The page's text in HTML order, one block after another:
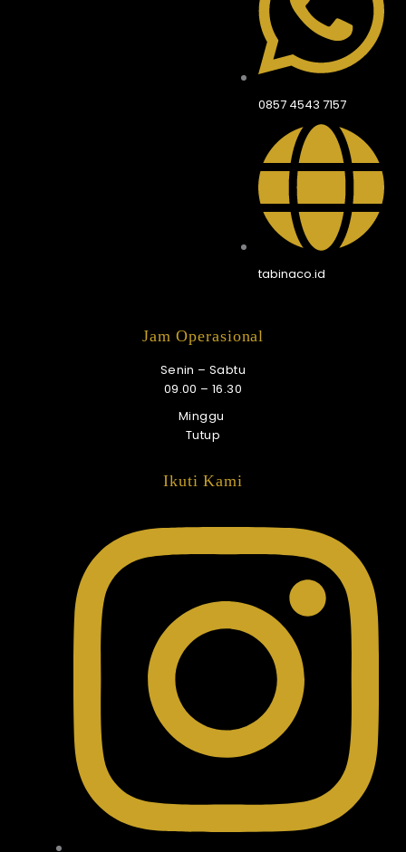
0857 4543 7157
tabinaco.id
Jam Operasional
Senin – Sabtu
09.00 – 16.30
Minggu
Tutup
Ikuti Kami